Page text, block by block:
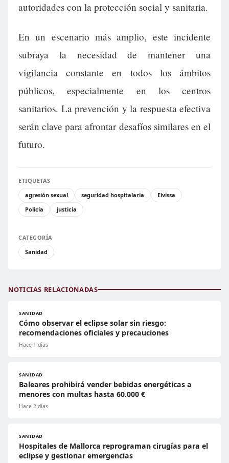
autoridades con la protección social y sanitaria.
En un escenario más amplio, este incidente
subraya la necesidad de mantener una
vigilancia constante en todos los ámbitos
públicos, especialmente en los centros
sanitarios. La prevención y la respuesta efectiva
serán clave para afrontar desafíos similares en el
futuro.
ETIQUETAS
agresión sexual
seguridad hospitalaria
Eivissa
Policía
justicia
CATEGORÍA
Sanidad
NOTICIAS RELACIONADAS
SANIDAD
Cómo observar el eclipse solar sin riesgo:
recomendaciones oficiales y precauciones
Hace 1 días
SANIDAD
Baleares prohibirá vender bebidas energéticas a
menores con multas hasta 60.000 €
Hace 2 días
SANIDAD
Hospitales de Mallorca reprograman cirugías para el
eclipse y gestionar emergencias